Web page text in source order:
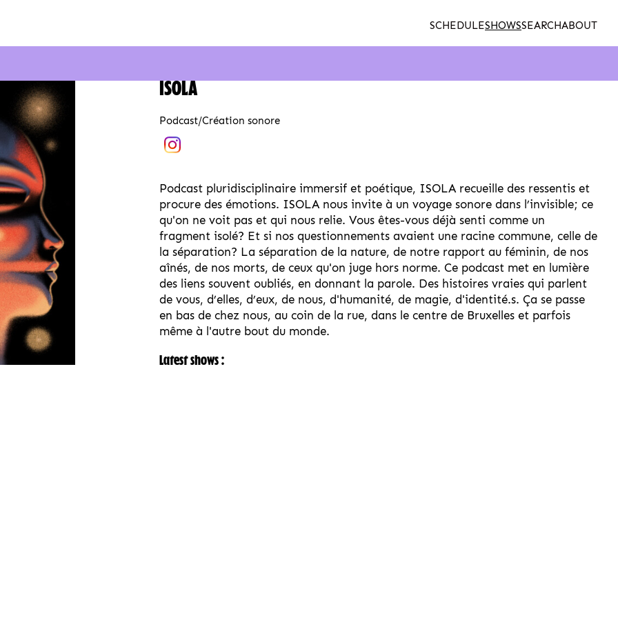
SCHEDULESHOWSSEARCHABOUT
ISOLA
Podcast/Création sonore
Podcast pluridisciplinaire immersif et poétique, ISOLA recueille des ressentis et
procure des émotions. ISOLA nous invite à un voyage sonore dans l’invisible; ce
qu'on ne voit pas et qui nous relie. Vous êtes-vous déjà senti comme un
fragment isolé? Et si nos questionnements avaient une racine commune, celle de
la séparation? La séparation de la nature, de notre rapport au féminin, de nos
aînés, de nos morts, de ceux qu'on juge hors norme. Ce podcast met en lumière
des liens souvent oubliés, en donnant la parole. Des histoires vraies qui parlent
de vous, d’elles, d’eux, de nous, d'humanité, de magie, d'identité.s. Ça se passe
en bas de chez nous, au coin de la rue, dans le centre de Bruxelles et parfois
même à l'autre bout du monde.
Latest shows :